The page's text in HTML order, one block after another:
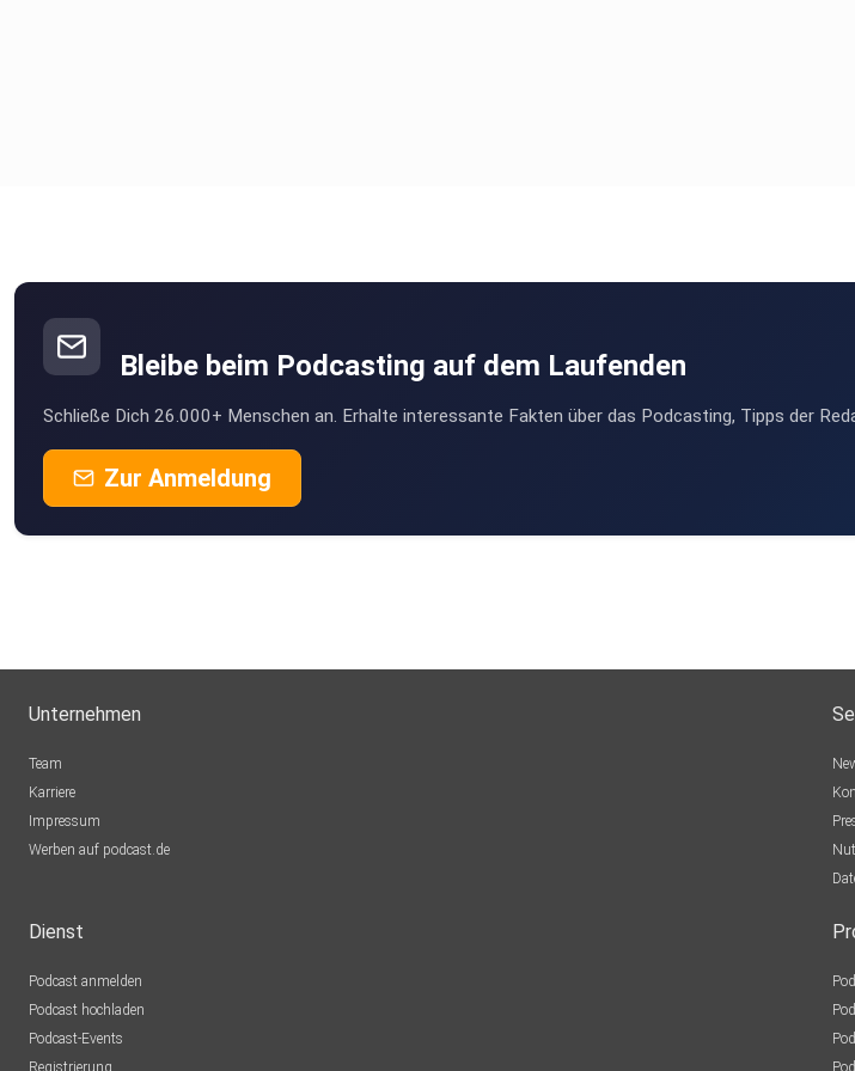
Bleibe beim Podcasting auf dem Laufenden
Schließe Dich 26.000+ Menschen an. Erhalte interessante Fakten über das Podcasting, Tipps der
Zur Anmeldung
Unternehmen
Team
Karriere
Impressum
Werben auf podcast.de
Dienst
Podcast anmelden
Podcast hochladen
Podcast-Events
Registrierung